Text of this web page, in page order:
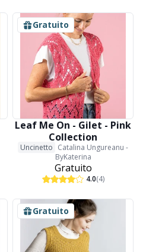
Gratuito
Leaf Me On - Gilet - Pink
Collection
Uncinetto Catalina Ungureanu -
ByKaterina
Gratuito
4.0(4)
Gratuito